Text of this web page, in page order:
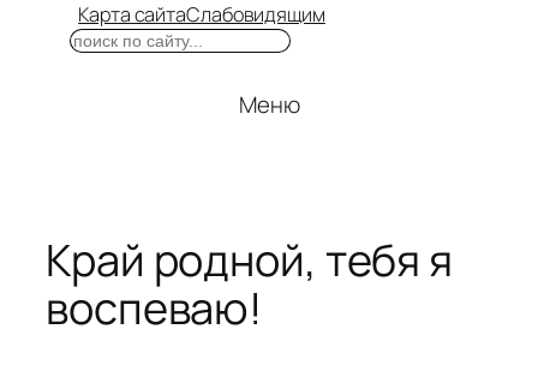
Карта сайтаСлабовидящим
Поиск
Меню
Край родной, тебя я
воспеваю!